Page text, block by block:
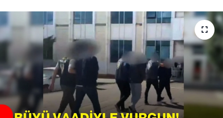
SAĞLIK
SPOR
11:11 MANŞET